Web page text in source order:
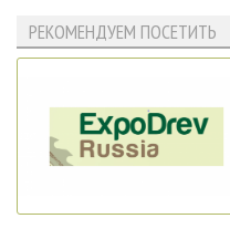
РЕКОМЕНДУЕМ ПОСЕТИТЬ